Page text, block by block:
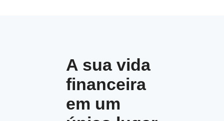
A sua vida
financeira
em um